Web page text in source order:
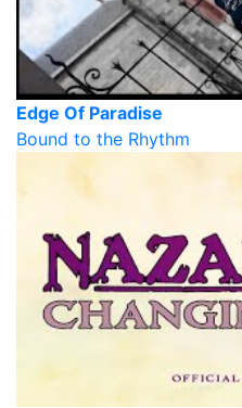
Edge Of Paradise
Bound to the Rhythm